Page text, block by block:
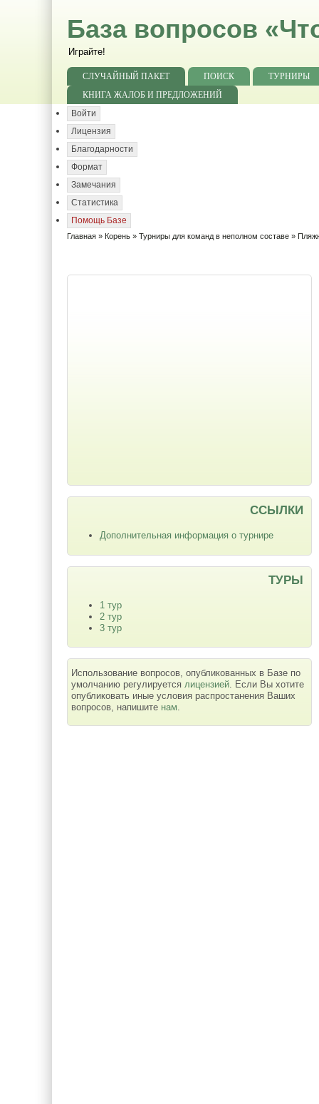
База вопросов
Играйте!
СЛУЧАЙНЫЙ ПАКЕТ ПОИСК
ТУРНИРЫ
КНИГА ЖАЛОБ И ПРЕДЛОЖЕНИЙ
Войти
Лицензия
Благодарности
Формат
Замечания
Статистика
Помощь Базе
Главная » Корень » Турниры для команд в неполном составе »
ССЫЛКИ
Дополнительная информация о турнире
ТУРЫ
1 тур
2 тур
3 тур
Использование вопросов, опубликованных в Базе по
умолчанию регулируется лицензией . Если Вы хотите
опубликовать иные условия распростанения Ваших
вопросов, напишите нам